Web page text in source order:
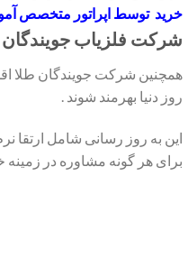
خریدتوسط اپراتور متخصص
شرکت فلزیاب جویندگان
همچنین شرکت جویندگان طلا
روز دنیا بهرمند شوند .
این به روز رسانی شامل ارتقا
برای هر گونه مشاوره در زمینه خرید و فروش فلزیاب با شماره